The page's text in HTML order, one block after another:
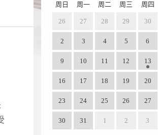
周日 周一 周二 周三 周四
26 27 28 29 30
2 3 4 5 6
9 10 11 12 13
16 17 18 19 20
23 24 25 26 27
30 31 1 2 3